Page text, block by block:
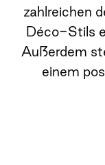
zahlreichen
Déco-Stils
Außerdem
einem